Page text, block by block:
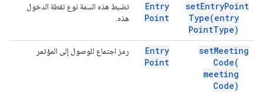
setEntryPoint
Type(entry
PointType)
Entry
Point
تضبط هذه السمة نوع نقطة الدخول
هذه.
setMeeting
Code(
meeting
Code)
Entry
Point
رمز اجتماع للوصول إلى المؤتمر